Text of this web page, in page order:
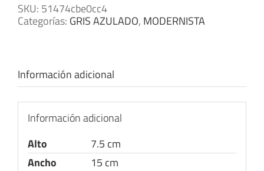
SKU: 51474cbe0cc4
Categorías: GRIS AZULADO, MODERNISTA
Información adicional
Información adicional
Alto
7.5 cm
Ancho
15 cm